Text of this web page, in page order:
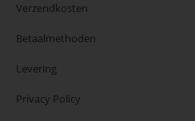
Verzendkosten
Betaalmethoden
Levering
Privacy Policy